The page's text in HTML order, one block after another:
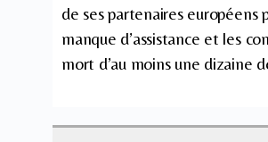
de ses partenaires
manque d’assistance et les
mort d’au moins une dizaine